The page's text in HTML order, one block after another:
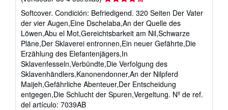
e
e
n
v
í
del
vendedor:
4
de
5
estrellas
Softcover. Condición: Befriedigend. 320 Seiten Der Vater
der vier Augen,Eine Dschelaba,An der Quelle des
Löwen,Abu el Mot,Gereichtsbarkeit am Nil,Schwarze
Pläne,Der Sklaverei entronnen,Ein neuer Gefährte,Die
Erzählung des Elefantenjägers,In
Sklavenfesseln,Verbündte,Die Verfolgung des
Sklavenhändlers,Kanonendonner,An der Nilpferd
Maijeh,Gefährliche Abenteuer,Der Entscheidung
entgegen,Die Schlucht der Spuren,Vergeltung. Nº de ref.
del artículo: 7039AB